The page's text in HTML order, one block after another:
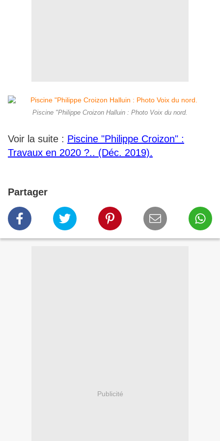
Piscine "Philippe Croizon Halluin : Photo Voix du nord.
Voir la suite : Piscine "Philippe Croizon" :
Travaux en 2020 ?.. (Déc. 2019).
Partager
Publicité